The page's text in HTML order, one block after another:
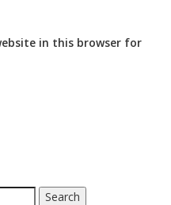
in this browser for